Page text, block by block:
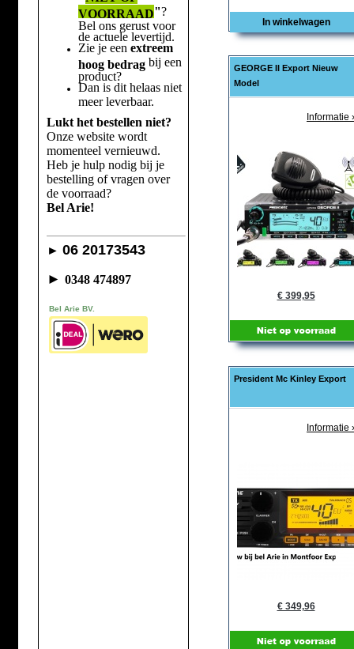
VOORRAAD"?
Bel ons gerust voor
de actuele levertijd.
Zie je een extreem
hoog bedragbij een
product?
Dan is dit helaas niet
meer leverbaar.
Lukt het bestellen niet?
Onze website wordt
momenteel vernieuwd.
Heb je hulp nodig bij je
bestelling of vragen over
de voorraad?
Bel Arie!
► 06 20173543
► 0348 474897
Bel Arie BV.
In winkelwagen
GEORGE II Export Nieuw
Model
Informatie
€ 399,95
President Mc Kinley Export
Informatie
€ 349,96